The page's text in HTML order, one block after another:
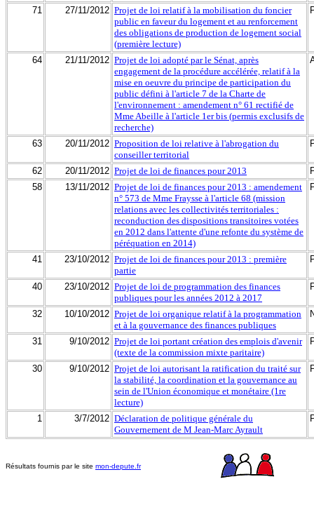
71 27/11/2012 Projet de loi relatif à la mobilisation du foncier
public en faveur du logement et au renforcement
des obligations de production de logement social
(première lecture)
64 21/11/2012 Projet de loi adopté par le Sénat, après
engagement de la procédure accélérée, relatif à la
mise en oeuvre du principe de participation du
public défini à l'article 7 de la Charte de
l'environnement : amendement n° 61 rectifié de
Mme Abeille à l'article 1er bis (permis exclusifs de
recherche)
63 20/11/2012 Proposition de loi relative à l'abrogation du
conseiller territorial
62 20/11/2012 Projet de loi de finances pour 2013
58
13/11/2012 Projet de loi de finances pour 2013 : amendement
n° 573 de Mme Fraysse à l'article 68 (mission
relations avec les collectivités territoriales :
reconduction des dispositions transitoires votées
en 2012 dans l'attente d'une refonte du système de
péréquation en 2014)
41 23/10/2012 Projet de loi de finances pour 2013 : première
partie
40 23/10/2012 Projet de loi de programmation des finances
publiques pour les années 2012 à 2017
32 10/10/2012 Projet de loi organique relatif à la programmation
et à la gouvernance des finances publiques
31 9/10/2012 Projet de loi portant création des emplois d'avenir
(texte de la commission mixte paritaire)
30 9/10/2012 Projet de loi autorisant la ratification du traité sur
la stabilité, la coordination et la gouvernance au
sein de l'Union économique et monétaire (1re
lecture)
1 3/7/2012 Déclaration de politique générale du
Gouvernement de M Jean-Marc Ayrault
Résultats fournis par le site mon-depute.fr